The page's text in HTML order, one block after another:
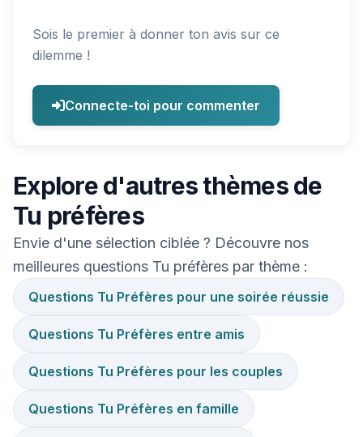
Sois le premier à donner ton avis sur ce
dilemme !
Connecte-toi pour commenter
Explore d'autres thèmes de
Tu préfères
Envie d'une sélection ciblée ? Découvre nos
meilleures questions Tu préfères par thème :
Questions Tu Préfères pour une soirée réussie
Questions Tu Préfères entre amis
Questions Tu Préfères pour les couples
Questions Tu Préfères en famille